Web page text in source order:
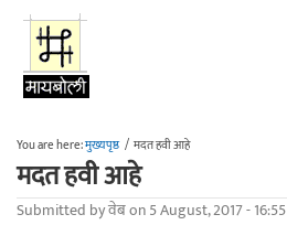
Skip to main content
You are here:मुख्यपृष्ठ / मदत हवी आहे
मदत हवी आहे
Submitted byवेबon 5 August, 2017 - 16:55